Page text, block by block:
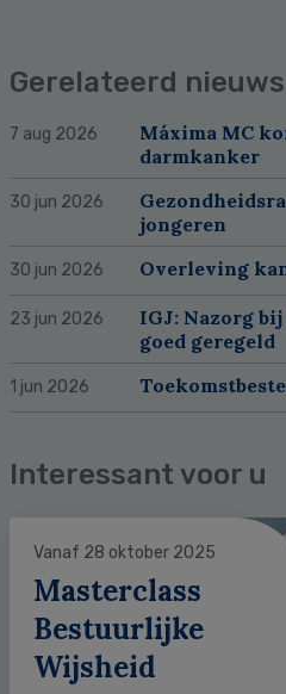
Gerelateerd nieuws
7 aug 2026
Máxima MC
darmkanker
30 jun 2026
jongeren
30 jun 2026 Overleving
23 jun 2026
IGJ: Nazorg
goed geregeld
1 jun 2026
Interessant voor u
Vanaf 28 oktober 2025
Masterclass
Bestuurlijke
Wijsheid